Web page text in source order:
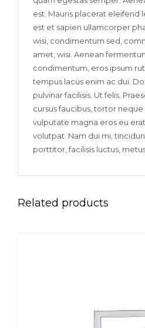
est. Mauris placerat eleifend
est et sapien ullamcorper
wisi, condimentum sed,
amet, wisi. Aenean
condimentum, eros ipsum
tempus lacus enim ac dui.
pulvinar facilisis. Ut felis.
cursus faucibus, tortor
vulputate magna eros eu
volutpat. Nam dui mi,
porttitor, facilisis luctus,
Related products